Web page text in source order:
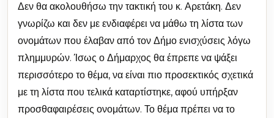
Δεν θα ακολουθήσω την τακτική του κ. Αρετάκη. Δεν
γνωρίζω και δεν με ενδιαφέρει να μάθω τη λίστα των
ονομάτων που έλαβαν από τον Δήμο ενισχύσεις λόγω
πλημμυρών. Ίσως ο Δήμαρχος θα έπρεπε να ψάξει
περισσότερο το θέμα, να είναι πιο προσεκτικός σχετικά
με τη λίστα που τελικά καταρτίστηκε, αφού υπήρξαν
προσθαφαιρέσεις ονομάτων. Το θέμα πρέπει να το